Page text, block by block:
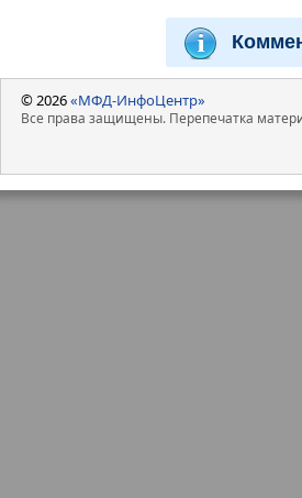
© 2026«МФД-ИнфоЦентр»
Все права защищены. Перепечатка